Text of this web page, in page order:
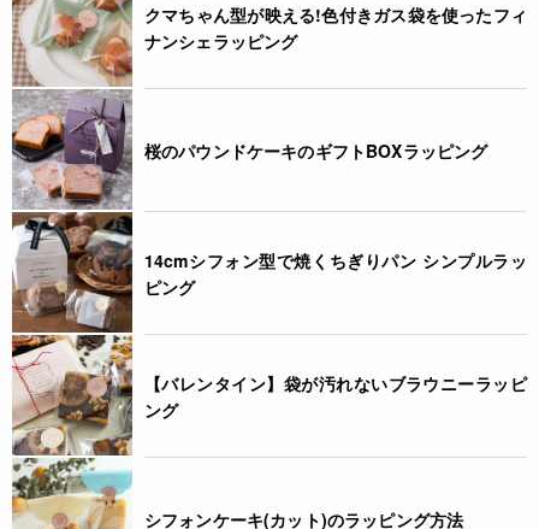
クマちゃん型が映える!色付きガス袋を使ったフィ
ナンシェラッピング
桜のパウンドケーキのギフトBOXラッピング
14cmシフォン型で焼くちぎりパン シンプルラッ
ピング
【バレンタイン】袋が汚れないブラウニーラッピ
ング
シフォンケーキ(カット)のラッピング方法